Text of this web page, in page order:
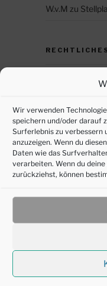
Wir verwenden
speichern und/oder darauf
Surferlebnis zu verbessern
anzuzeigen. Wenn du
Daten wie das
verarbeiten. Wenn du
zurückziehst, können
W.v.M zu
Impressum
Cookie-
©2016-2025